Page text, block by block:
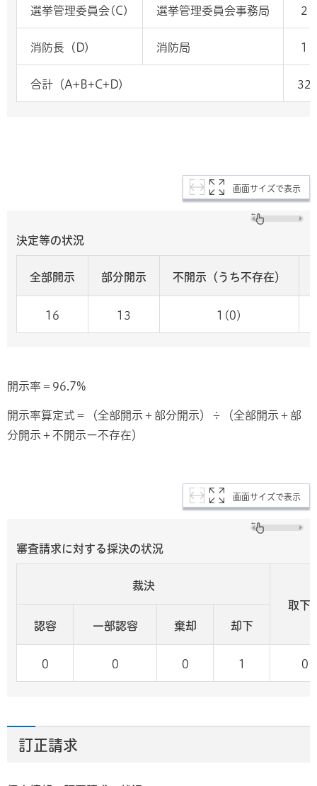
選挙管理委員会(C) 選挙管理委員会事務局 2
消防長（D) 消防局 1
合計（A+B+C+D) 32
画面サイズで表示
決定等の状況
全部開示 部分開示 不開示（うち不存在）
16 13 1(0)
開示率＝96.7%
開示率算定式＝（全部開示＋部分開示）÷（全部開示＋部
分開示＋不開示ー不存在）
画面サイズで表示
審査請求に対する採決の状況
裁決
取下
認容
一部認容 棄却 却下
0 0 0 1 0
訂正請求